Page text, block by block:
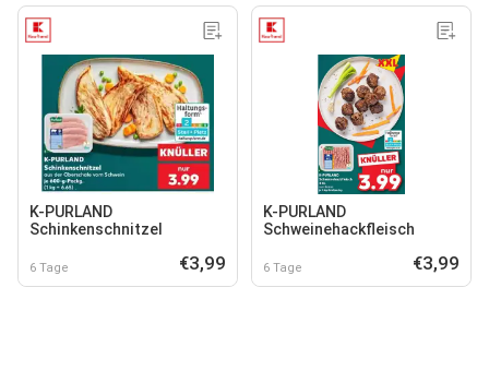
K-PURLAND
Schinkenschnitzel
6 Tage €3,99
K-PURLAND
Schweinehackfleisch
6 Tage €3,99